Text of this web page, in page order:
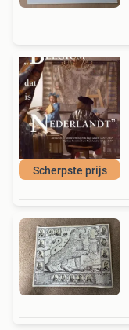
Scherpste prijs